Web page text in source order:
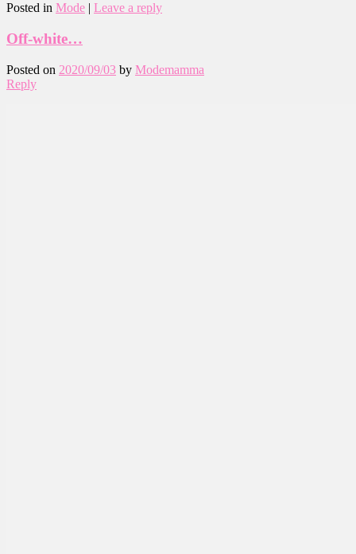
Posted in Mode | Leave a reply
Off-white…
Posted on 2020/09/03 by Modemamma
Reply